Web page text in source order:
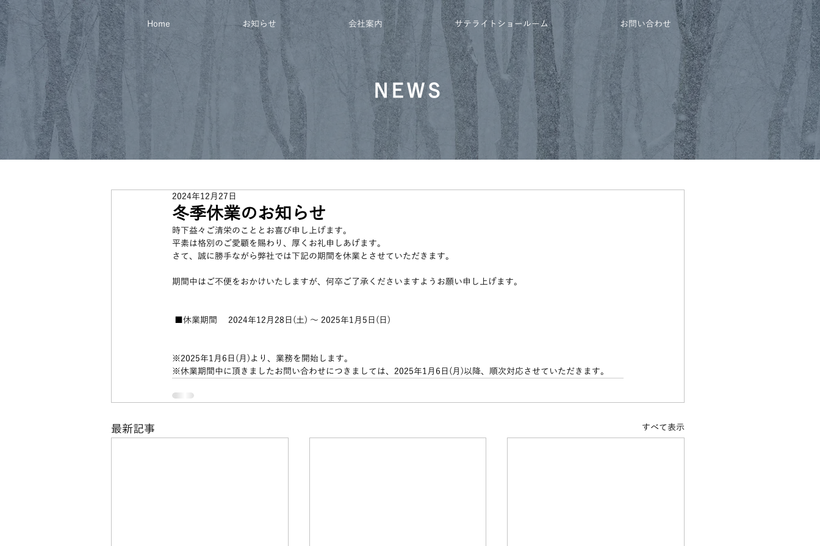
Home お知らせ 会社案内 サテライトショールーム お問い合わせ
NEWS
冬季休業のお知らせ
2024年12月27日
時下益々ご清栄のこととお喜び申し上げます。
平素は格別のご愛顧を賜わり、厚くお礼申しあげます。
さて、誠に勝手ながら弊社では下記の期間を休業とさせていただきます。
期間中はご不便をおかけいたしますが、何卒ご了承くださいますようお願い申し上げます。
■休業期間 　2024年12月28日(土) ～ 2025年1月5日(日)
※2025年1月6日(月)より、業務を開始します。
※休業期間中に頂きましたお問い合わせにつきましては、2025年1月6日(月)以降、順次対応させていただきます。
最新記事 すべて表示